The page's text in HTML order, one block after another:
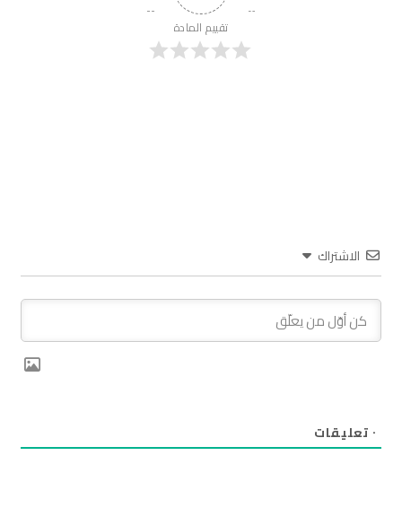
تقييم المادة
الاشتراك
٠ تعليقات